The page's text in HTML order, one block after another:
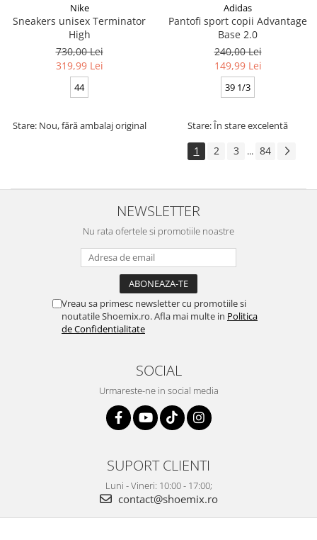
Nike
Sneakers unisex Terminator
High
730,00 Lei
319,99 Lei
44
Stare: Nou, fără ambalaj original
Adidas
Pantofi sport copii Advantage
Base 2.0
240,00 Lei
149,99 Lei
39 1/3
Stare: În stare excelentă
1 2 3 ... 84
NEWSLETTER
Nu rata ofertele si promotiile noastre
Vreau sa primesc newsletter cu promotiile si
noutatile Shoemix.ro. Afla mai multe in Politica
de Confidentialitate
SOCIAL
Urmareste-ne in social media
SUPORT CLIENTI
Luni - Vineri: 10:00 - 17:00;
contact@shoemix.ro